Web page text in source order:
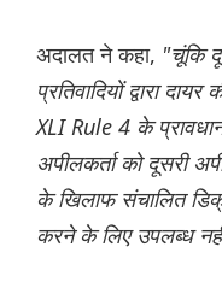
अदालत ने कहा, "चूंकि
प्रतिवादियों द्वारा
XLI Rule 4 के
अपीलकर्ता को दूसरी
के खिलाफ संचालित
करने के लिए उपलब्ध